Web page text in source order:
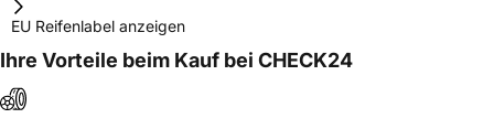
EU Reifenlabel anzeigen
Ihre Vorteile beim Kauf bei CHECK24